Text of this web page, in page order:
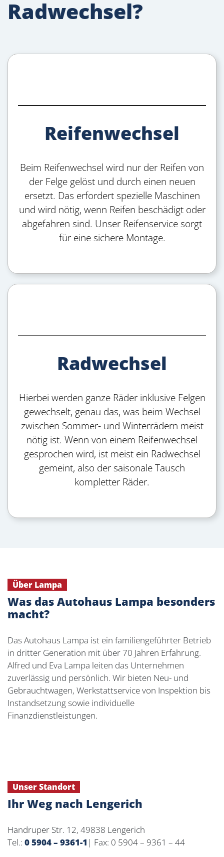
Radwechsel?
Reifenwechsel
Beim Reifenwechsel wird nur der Reifen von
der Felge gelöst und durch einen neuen
ersetzt. Das erfordert spezielle Maschinen
und wird nötig, wenn Reifen beschädigt oder
abgefahren sind. Unser Reifenservice sorgt
für eine sichere Montage.
Radwechsel
Hierbei werden ganze Räder inklusive Felgen
gewechselt, genau das, was beim Wechsel
zwischen Sommer- und Winterrädern meist
nötig ist. Wenn von einem Reifenwechsel
gesprochen wird, ist meist ein Radwechsel
gemeint, also der saisonale Tausch
kompletter Räder.
Über Lampa
Was das Autohaus Lampa besonders
macht?
Das Autohaus Lampa ist ein familiengeführter Betrieb
in dritter Generation mit über 70 Jahren Erfahrung.
Alfred und Eva Lampa leiten das Unternehmen
zuverlässig und persönlich. Wir bieten Neu- und
Gebrauchtwagen, Werkstattservice von Inspektion bis
Instandsetzung sowie individuelle
Finanzdienstleistungen.
Unser Standort
Ihr Weg nach Lengerich
Handruper Str. 12, 49838 Lengerich
Tel.: 0 5904 – 9361-1 | Fax: 0 5904 – 9361 – 44